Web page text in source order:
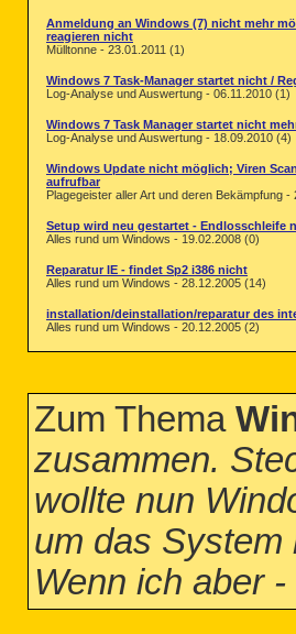
Anmeldung an Windows (7) nicht mehr
reagieren nicht
Mülltonne - 23.01.2011 (1)
Windows 7 Task-Manager startet nicht /
Log-Analyse und Auswertung - 06.11.2010 (1)
Windows 7 Task Manager startet nicht
Log-Analyse und Auswertung - 18.09.2010 (4)
Windows Update nicht möglich; Viren
aufrufbar
Plagegeister aller Art und deren Bekämpfung -
Setup wird neu gestartet - Endlosschleife
Alles rund um Windows - 19.02.2008 (0)
Reparatur IE - findet Sp2 i386 nicht
Alles rund um Windows - 28.12.2005 (14)
installation/deinstallation/reparatur des
Alles rund um Windows - 20.12.2005 (2)
Zum Thema
zusammen.
wollte nun
um das System
Wenn ich aber